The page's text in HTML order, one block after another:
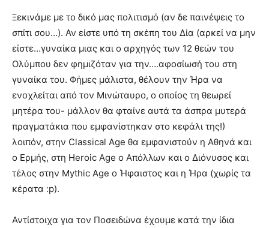
Ξεκινάμε με το δικό μας πολιτισμό (αν δε παινέψεις το
σπίτι σου…). Αν είστε υπό τη σκέπη του Δία (αρκεί να μην
είστε…γυναίκα μιας και ο αρχηγός των 12 θεών του
Ολύμπου δεν φημιζόταν για την….αφοσίωσή του στη
γυναίκα του. Φήμες μάλιστα, θέλουν την Ήρα να
ενοχλείται από τον Μινώταυρο, ο οποίος τη θεωρεί
μητέρα του- μάλλον θα φταίνε αυτά τα άσπρα μυτερά
πραγματάκια που εμφανίστηκαν στο κεφάλι της!)
λοιπόν, στην Classical Age θα εμφανιστούν η Αθηνά και
ο Ερμής, στη Heroic Age ο Απόλλων και ο Διόνυσος και
τέλος στην Mythic Age o Ήφαιστος και η Ήρα (χωρίς τα
κέρατα :p).
Αντίστοιχα για τον Ποσειδώνα έχουμε κατά την ίδια